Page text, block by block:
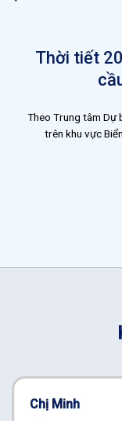
Thời tiết
Theo Trung tâm Dự
trên khu vực
Chị Minh